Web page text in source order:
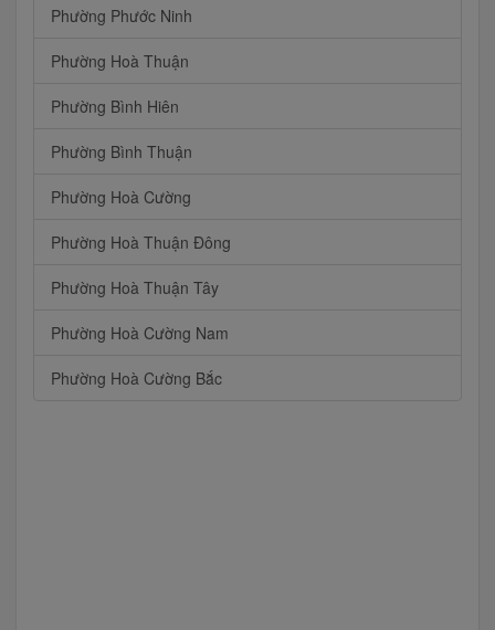
Phường Phước Ninh
Phường Hoà Thuận
Phường Bình Hiên
Phường Bình Thuận
Phường Hoà Cường
Phường Hoà Thuận Đông
Phường Hoà Thuận Tây
Phường Hoà Cường Nam
Phường Hoà Cường Bắc